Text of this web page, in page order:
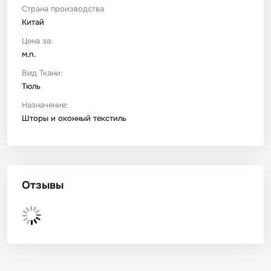
Страна производства
Китай
Цена за:
м.п.
Вид Ткани:
Тюль
Назначение:
Шторы и оконный текстиль
Отзывы
Штапель